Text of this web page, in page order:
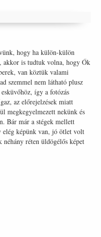
hogy ha külön-külön
akkor is tudtuk volna, hogy Ők
van köztük valami
szemmel nem látható plusz
így a fotózás
az előrejelzések miatt
megkegyelmezett nekünk és
Bár már a stégek mellett
elég képünk van, jó ötlet volt
réten üldögélős képet